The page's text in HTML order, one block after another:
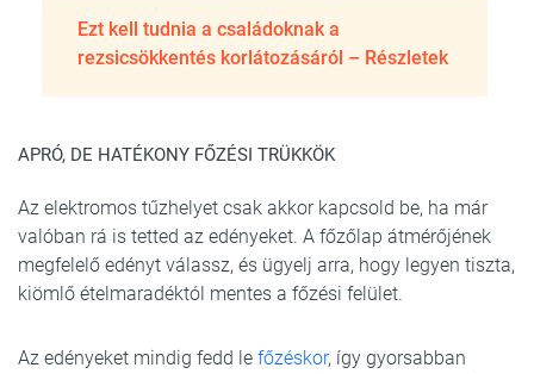
Ezt kell tudnia a családoknak a
rezsicsökkentés korlátozásáról – Részletek
APRÓ, DE HATÉKONY FŐZÉSI TRÜKKÖK
Az elektromos tűzhelyet csak akkor kapcsold be, ha már
valóban rá is tetted az edényeket. A főzőlap átmérőjének
megfelelő edényt válassz, és ügyelj arra, hogy legyen tiszta,
kiömlő ételmaradéktól mentes a főzési felület.
Az edényeket mindig fedd le főzéskor, így gyorsabban